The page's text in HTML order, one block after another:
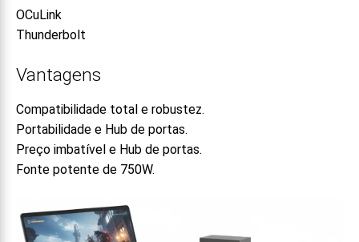
OCuLink
Thunderbolt
Vantagens
Compatibilidade total e robustez.
Portabilidade e Hub de portas.
Preço imbatível e Hub de portas.
Fonte potente de 750W.